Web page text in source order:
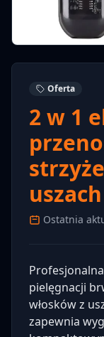
Oferta
2 w 1
Ostatnia
pielęgnacji
włosków z
zapewnia